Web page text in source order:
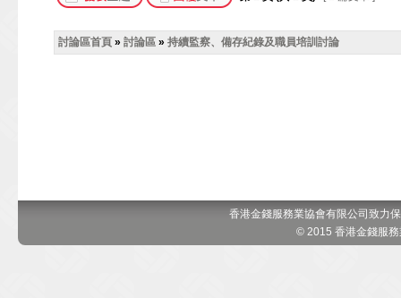
討論區首頁 » 討論區 » 持續監察、備存紀錄及職員培訓討論
香港金錢服務業協會有限公司致力
© 2015 香港金錢服